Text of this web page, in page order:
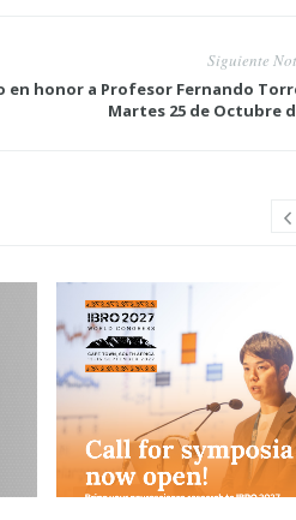
Siguiente
en honor a Profesor Fernando
Martes 25 de Octubre